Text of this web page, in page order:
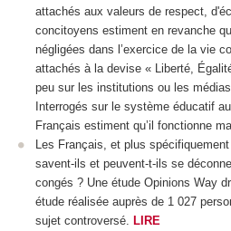
attachés aux valeurs de respect,
concitoyens estiment en revanche
négligées dans l’exercice de la vie
attachés à la devise « Liberté,
peu sur les institutions ou les
Interrogés sur le système éducatif
Français estiment qu’il fonctionne
Les Français, et plus
savent-ils et peuvent-t-ils se
congés ? Une étude Opinions Way
étude réalisée auprès de 1 027
sujet controversé.
LIRE